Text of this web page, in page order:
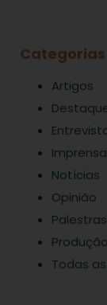
Categorias
Artigos
Imprensa
Notícias
Opinião
Palestras
Todas